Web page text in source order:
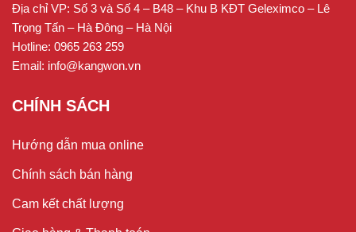
Địa chỉ VP: Số 3 và Số 4 – B48 – Khu B KĐT Geleximco – Lê
Trọng Tấn – Hà Đông – Hà Nội
Hotline: 0965 263 259
Email: info@kangwon.vn
CHÍNH SÁCH
Hướng dẫn mua online
Chính sách bán hàng
Cam kết chất lượng